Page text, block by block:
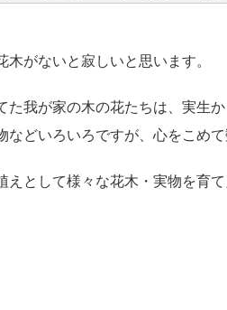
木がないと寂しいと思います。
た我が家の木の花たちは、実生
などいろいろですが、心をこめ
えとして様々な花木・実物を育て